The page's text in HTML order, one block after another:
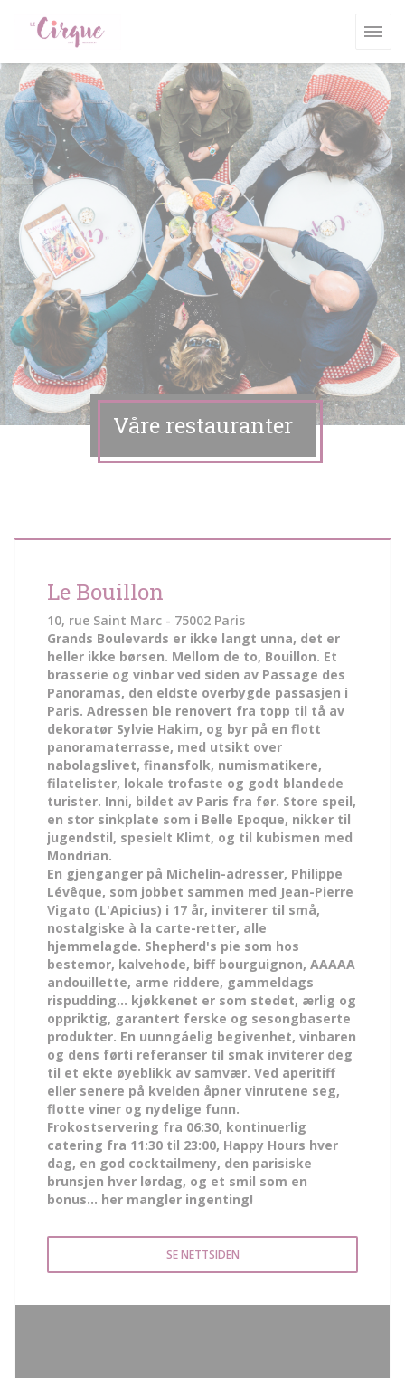
Våre restauranter
Le Bouillon
10, rue Saint Marc - 75002 Paris
Grands Boulevards er ikke langt unna, det er
heller ikke børsen. Mellom de to, Bouillon. Et
brasserie og vinbar ved siden av Passage des
Panoramas, den eldste overbygde passasjen i
Paris. Adressen ble renovert fra topp til tå av
dekoratør Sylvie Hakim, og byr på en flott
panoramaterrasse, med utsikt over
nabolagslivet, finansfolk, numismatikere,
filatelister, lokale trofaste og godt blandede
turister. Inni, bildet av Paris fra før. Store speil,
en stor sinkplate som i Belle Epoque, nikker til
jugendstil, spesielt Klimt, og til kubismen med
Mondrian.
En gjenganger på Michelin-adresser, Philippe
Lévêque, som jobbet sammen med Jean-Pierre
Vigato (L'Apicius) i 17 år, inviterer til små,
nostalgiske à la carte-retter, alle
hjemmelagde. Shepherd's pie som hos
bestemor, kalvehode, biff bourguignon, AAAAA
andouillette, arme riddere, gammeldags
rispudding... kjøkkenet er som stedet, ærlig og
oppriktig, garantert ferske og sesongbaserte
produkter. En uunngåelig begivenhet, vinbaren
og dens førti referanser til smak inviterer deg
til et ekte øyeblikk av samvær. Ved aperitiff
eller senere på kvelden åpner vinrutene seg,
flotte viner og nydelige funn.
Frokostservering fra 06:30, kontinuerlig
catering fra 11:30 til 23:00, Happy Hours hver
dag, en god cocktailmeny, den parisiske
brunsjen hver lørdag, og et smil som en
bonus... her mangler ingenting!
SE NETTSIDEN